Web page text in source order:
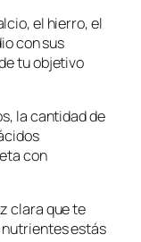
el hierro, el
con sus
tu objetivo
la cantidad de
con
clara que te
nutrientes estás